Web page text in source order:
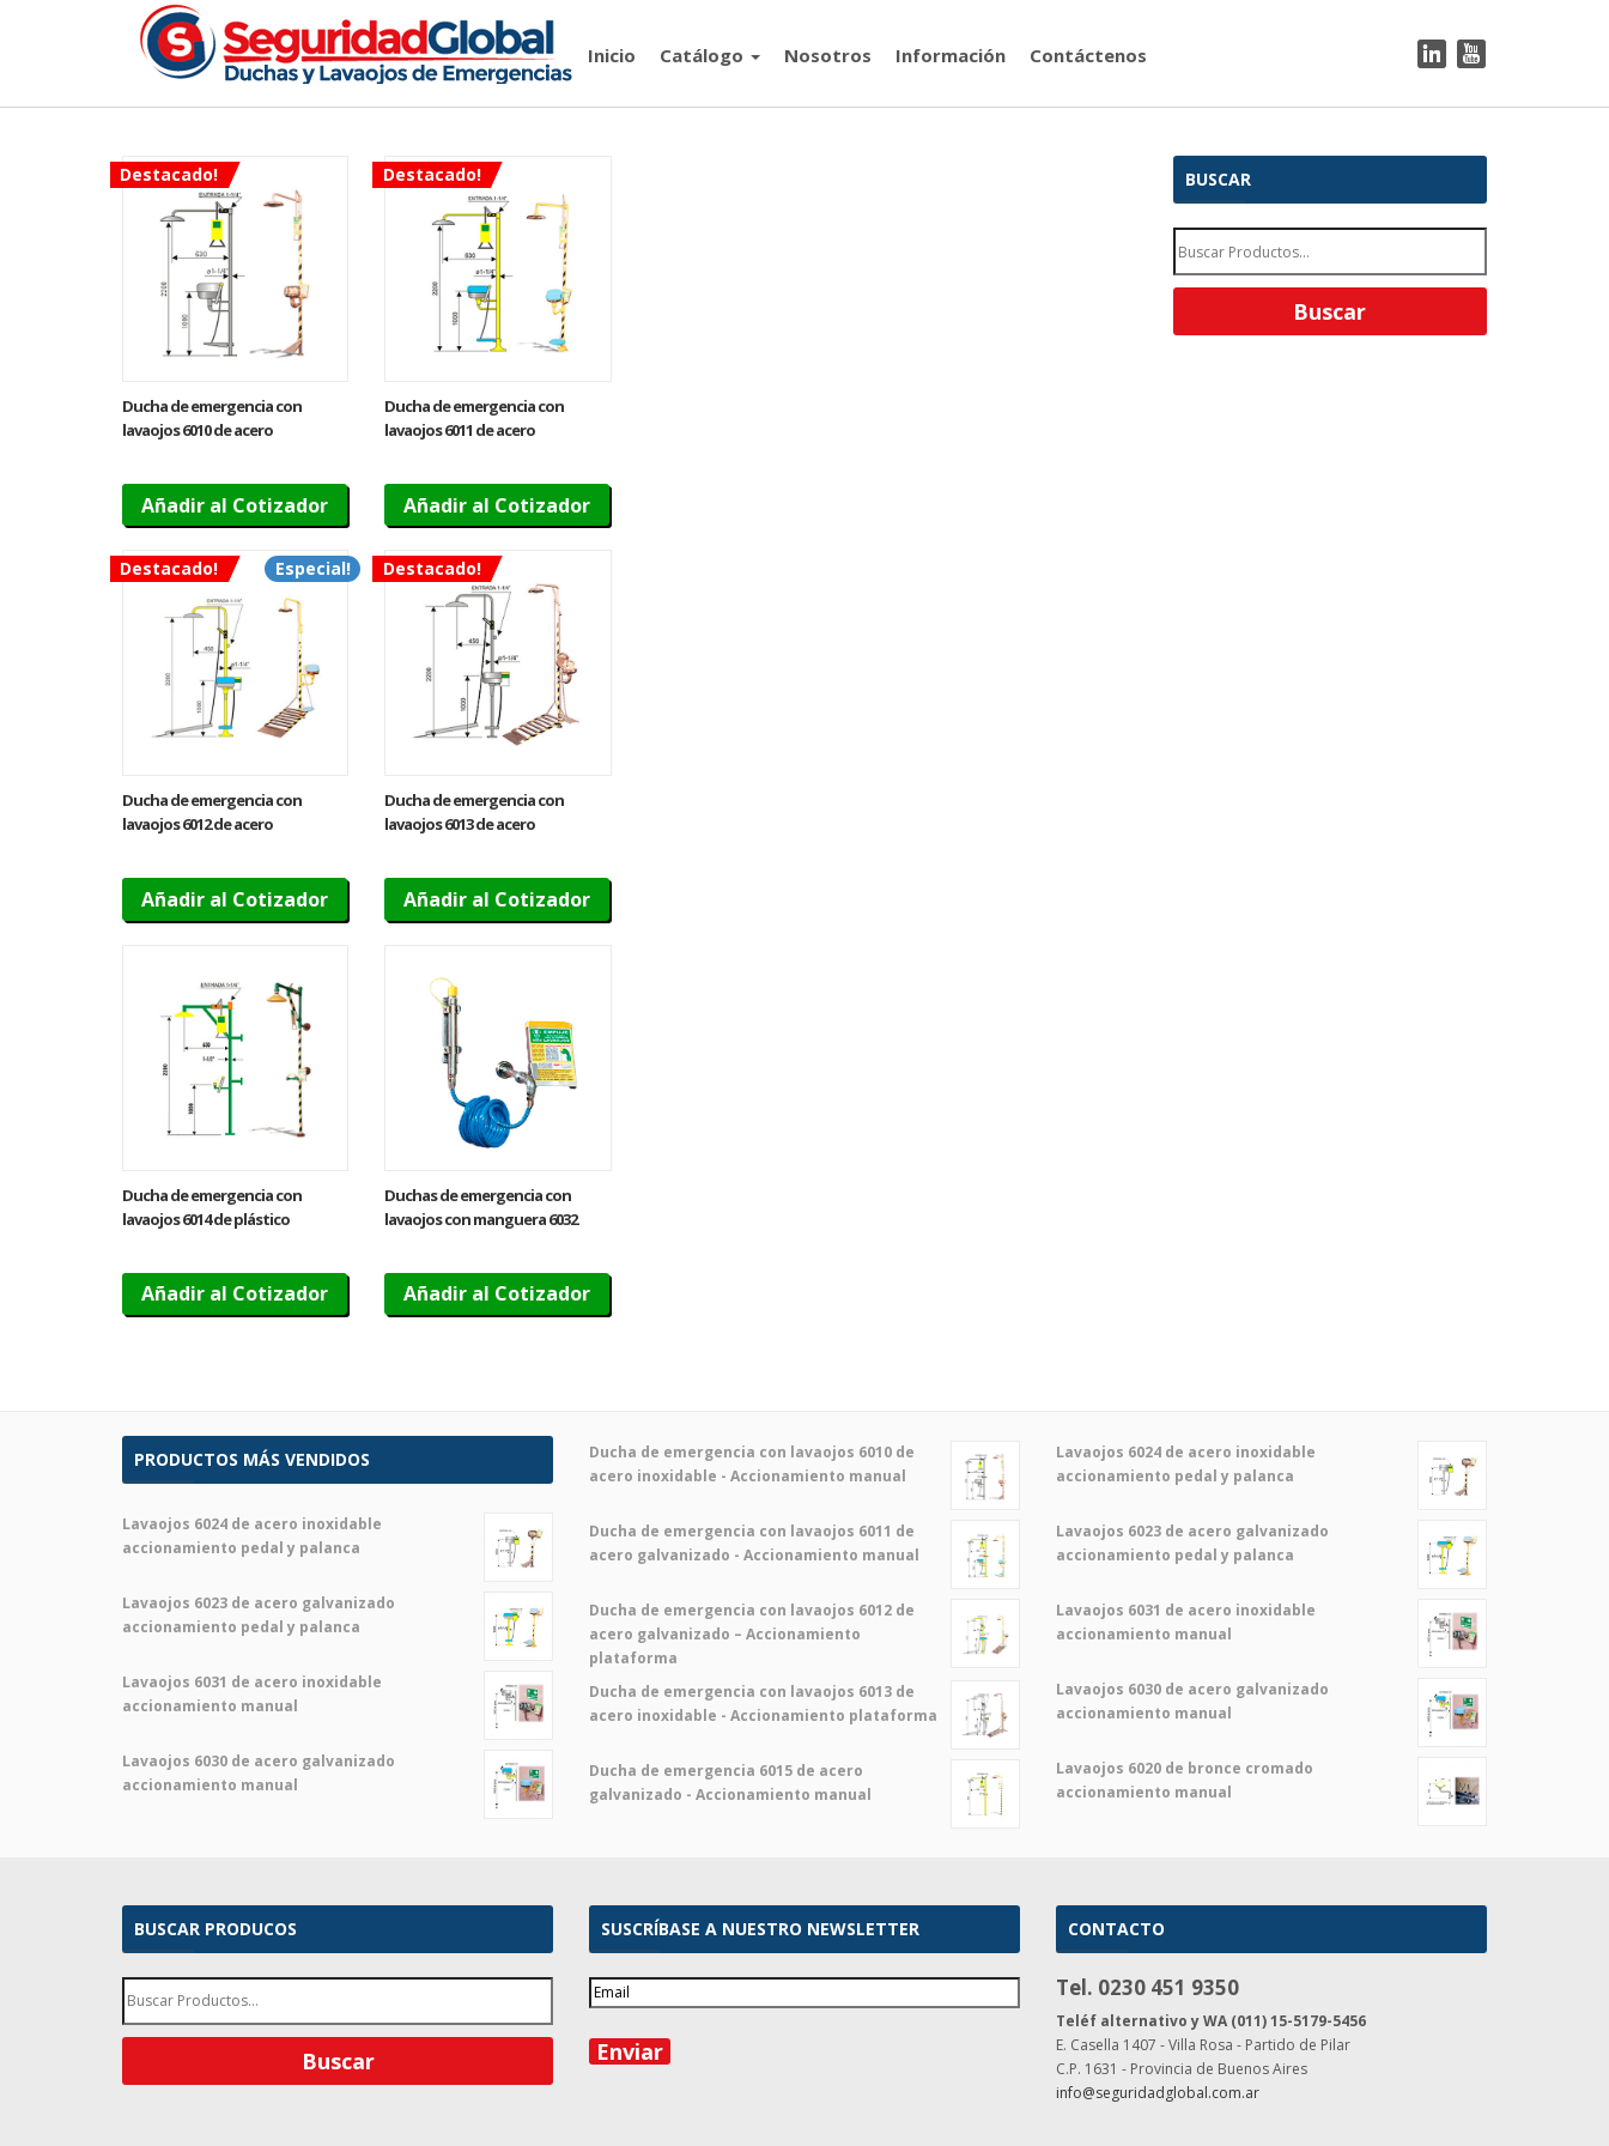
Inicio Catálogo Nosotros Información Contáctenos
Destacado!
Ducha de emergencia con
lavaojos 6010 de acero
Añadir al Cotizador
Destacado!
Ducha de emergencia con
lavaojos 6011 de acero
Añadir al Cotizador
Especial!
Destacado!
Ducha de emergencia con
lavaojos 6012 de acero
Añadir al Cotizador
Destacado!
Ducha de emergencia con
lavaojos 6013 de acero
Añadir al Cotizador
Ducha de emergencia con
lavaojos 6014 de plástico
Añadir al Cotizador
Duchas de emergencia con
lavaojos con manguera 6032
Añadir al Cotizador
BUSCAR
PRODUCTOS MÁS VENDIDOS
Lavaojos 6024 de acero inoxidable
accionamiento pedal y palanca
Lavaojos 6023 de acero galvanizado
accionamiento pedal y palanca
Lavaojos 6031 de acero inoxidable
accionamiento manual
Lavaojos 6030 de acero galvanizado
accionamiento manual
Ducha de emergencia con lavaojos 6010 de
acero inoxidable - Accionamiento manual
Ducha de emergencia con lavaojos 6011 de
acero galvanizado - Accionamiento manual
Ducha de emergencia con lavaojos 6012 de
acero galvanizado – Accionamiento
plataforma
Ducha de emergencia con lavaojos 6013 de
acero inoxidable - Accionamiento plataforma
Ducha de emergencia 6015 de acero
galvanizado - Accionamiento manual
Lavaojos 6024 de acero inoxidable
accionamiento pedal y palanca
Lavaojos 6023 de acero galvanizado
accionamiento pedal y palanca
Lavaojos 6031 de acero inoxidable
accionamiento manual
Lavaojos 6030 de acero galvanizado
accionamiento manual
Lavaojos 6020 de bronce cromado
accionamiento manual
BUSCAR PRODUCOS SUSCRÍBASE A NUESTRO NEWSLETTER CONTACTO
Tel. 0230 451 9350
Teléf alternativo y WA (011) 15-5179-5456
E. Casella 1407 - Villa Rosa - Partido de Pilar
C.P. 1631 - Provincia de Buenos Aires
info@seguridadglobal.com.ar